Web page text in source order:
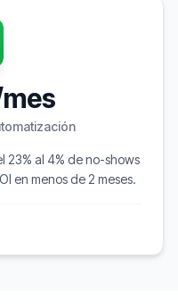
23% al 4% de no-shows
en menos de 2 meses.